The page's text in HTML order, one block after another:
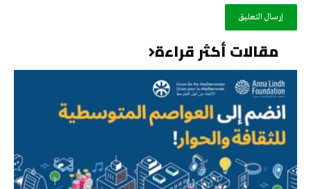
مقالات أكثر قراءة